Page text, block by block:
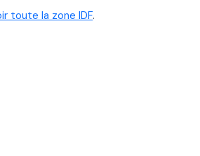
toute la zone IDF.